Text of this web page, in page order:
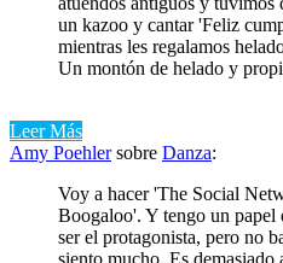
un kazoo y cantar 'Feliz
mientras les regalamos
Un montón de helado y
Leer Más
Amy Poehlersobre Danza:
Voy a hacer 'The Social
Boogaloo'. Y tengo un papel
ser el protagonista, pero no
siento mucho. Es demasiado